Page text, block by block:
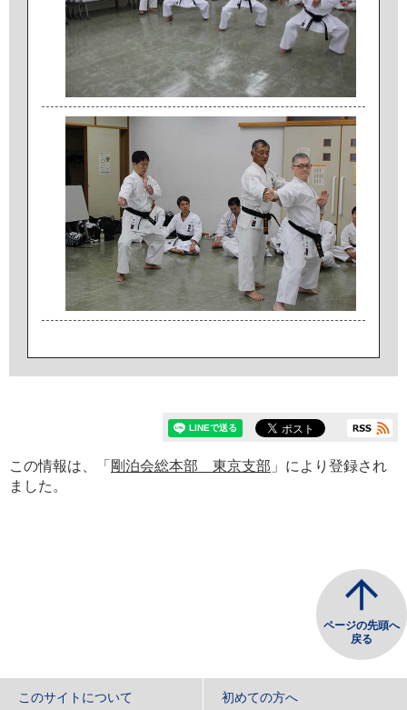
この情報は、「 剛泊会総本部 東京支部 」により登録され
ました。
ページの先頭へ
戻る
このサイトについて 初めての方へ